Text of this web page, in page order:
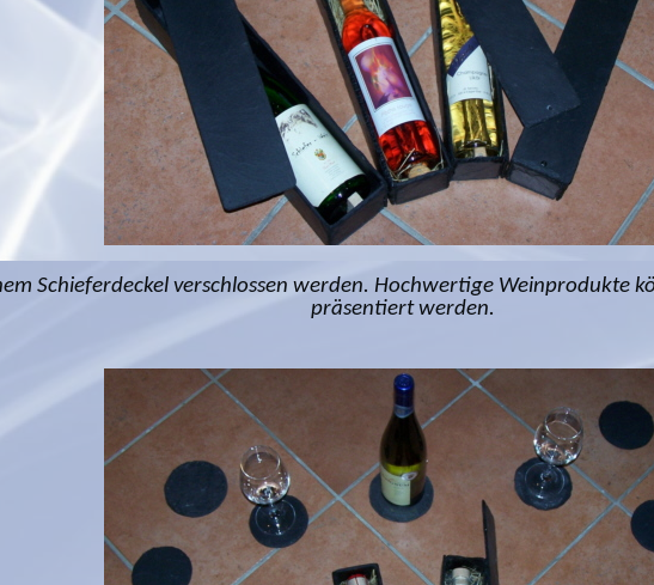
Schieferdeckel verschlossen werden. Hochwertige Weinprodukte
präsentiert werden.